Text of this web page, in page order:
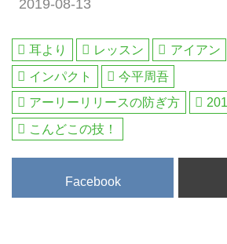
2019-08-13
耳より レッスン アイアン
インパクト
今平周吾
アーリーリリースの防ぎ方
こんどこの技！
Facebook